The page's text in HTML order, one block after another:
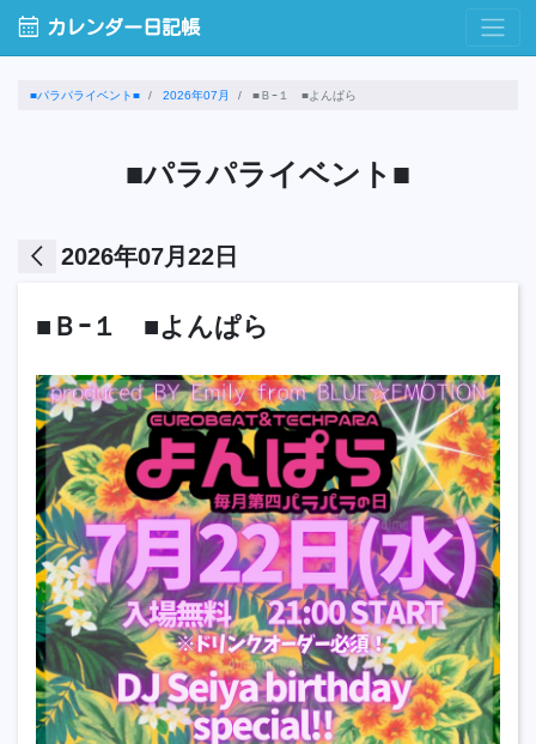
calendar_month カレンダー日記帳
■パラパライベント■ 2026年07月 ■Ｂｰ１ ■よんぱら
■パラパライベント■
arrow_back_ios 2026年07月22日
■Ｂｰ１ ■よんぱら